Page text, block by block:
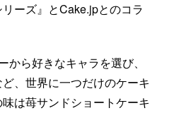
リーズ』とCake.jpとのコラ
ら好きなキャラを選び、
、世界に一つだけのケーキ
は苺サンドショートケーキ